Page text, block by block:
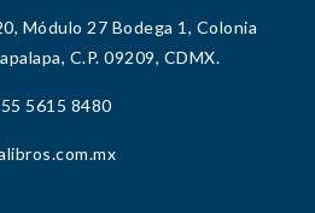
Módulo 27 Bodega 1, Colonia
C.P. 09209, CDMX.
5615 8480